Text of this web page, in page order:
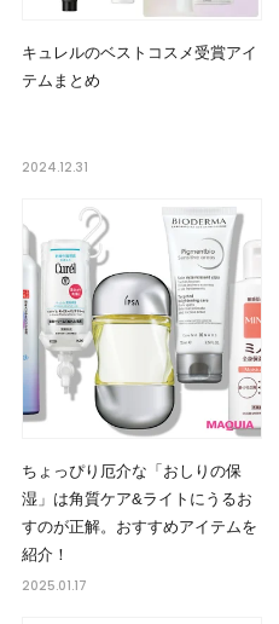
キュレルのベストコスメ受賞アイ
テムまとめ
2024.12.31
ちょっぴり厄介な「おしりの保
湿」は角質ケア&ライトにうるお
すのが正解。おすすめアイテムを
紹介！
2025.01.17